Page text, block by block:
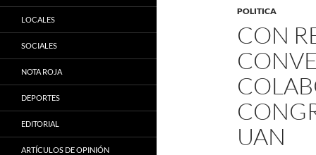
POLITICA
CON
UAN
LOCALES
SOCIALES
NOTA ROJA
DEPORTES
EDITORIAL
ARTÍCULOS DE OPINIÓN